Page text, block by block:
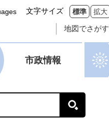
文字サイズ 標準 拡大
地図でさがす
市政情報